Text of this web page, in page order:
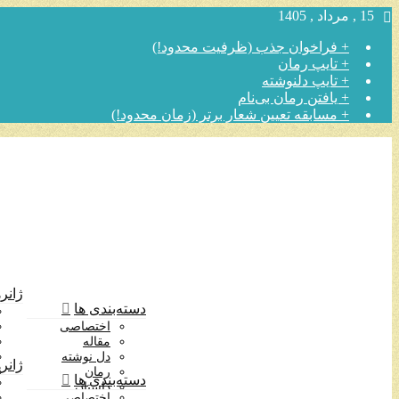
15 , مرداد , 1405
+ فراخوان جذب (ظرفیت محدود!)
+ تایپ رمان
+ تایپ دلنوشته
+ یافتن رمان بی‌نام
+ مسابقه تعیین شعار برتر (زمان محدود!)
دسته‌بندی ها
اختصاصی
مقاله
دل نوشته
رمان
داستان
دسته‌بندی ها